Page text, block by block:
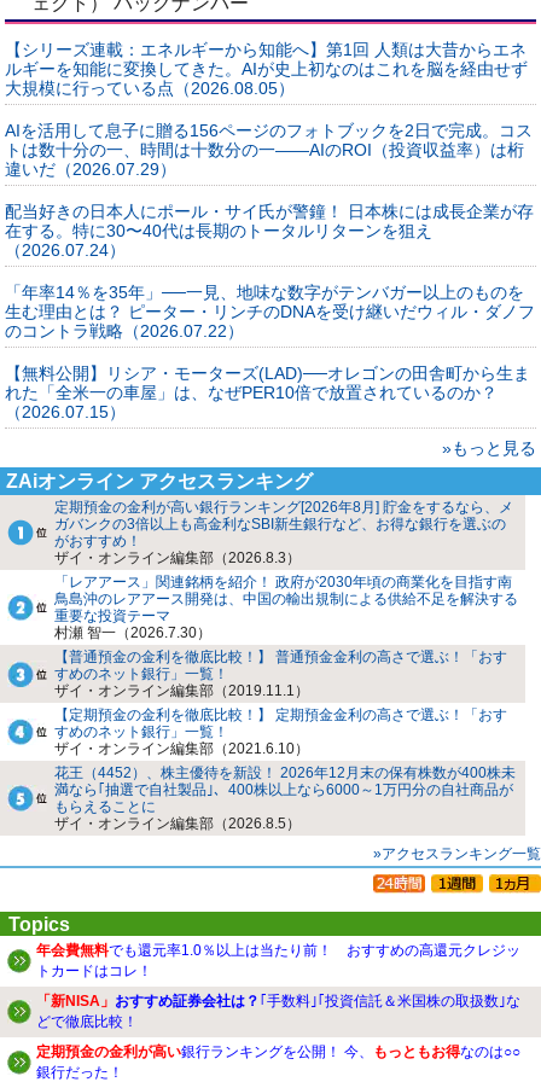
【シリーズ連載：エネルギーから知能へ】第1回 人類は大昔からエネ
ルギーを知能に変換してきた。AIが史上初なのはこれを脳を経由せず
大規模に行っている点（2026.08.05）
AIを活用して息子に贈る156ページのフォトブックを2日で完成。コス
トは数十分の一、時間は十数分の一――AIのROI（投資収益率）は桁
違いだ（2026.07.29）
配当好きの日本人にポール・サイ氏が警鐘！ 日本株には成長企業が存
在する。特に30〜40代は長期のトータルリターンを狙え
（2026.07.24）
「年率14％を35年」──一見、地味な数字がテンバガー以上のものを
生む理由とは？ ピーター・リンチのDNAを受け継いだウィル・ダノフ
のコントラ戦略（2026.07.22）
【無料公開】リシア・モーターズ(LAD)──オレゴンの田舎町から生ま
れた「全米一の車屋」は、なぜPER10倍で放置されているのか？
（2026.07.15）
»もっと見る
ZAiオンライン アクセスランキング
定期預金の金利が高い銀行ランキング[2026年8月] 貯金をするなら、メ
ガバンクの3倍以上も高金利なSBI新生銀行など、お得な銀行を選ぶの
がおすすめ！
ザイ・オンライン編集部（2026.8.3）
「レアアース」関連銘柄を紹介！ 政府が2030年頃の商業化を目指す南
鳥島沖のレアアース開発は、中国の輸出規制による供給不足を解決する
重要な投資テーマ
村瀬 智一（2026.7.30）
【普通預金の金利を徹底比較！】 普通預金金利の高さで選ぶ！「おす
すめのネット銀行」一覧！
ザイ・オンライン編集部（2019.11.1）
【定期預金の金利を徹底比較！】 定期預金金利の高さで選ぶ！「おす
すめのネット銀行」一覧！
ザイ・オンライン編集部（2021.6.10）
花王（4452）、株主優待を新設！ 2026年12月末の保有株数が400株未
満なら｢抽選で自社製品｣、400株以上なら6000～1万円分の自社商品が
もらえることに
ザイ・オンライン編集部（2026.8.5）
»アクセスランキング一覧
Topics
年会費無料でも還元率1.0％以上は当たり前！ おすすめの高還元クレジッ
トカードはコレ！
「新NISA」 おすすめ証券会社は？ ｢手数料｣｢投資信託＆米国株の取扱数｣な
どで徹底比較！
定期預金の金利が高い銀行ランキングを公開！ 今、 もっともお得なのは○○
銀行だった！